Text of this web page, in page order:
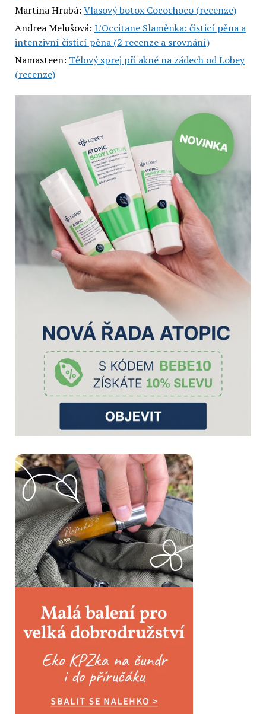
Martina Hrubá: Vlasový botox Cocochoco (recenze)
Andrea Melušová: L’Occitane Slaměnka: čisticí pěna a
intenzivní čisticí pěna (2 recenze a srovnání)
Namasteen: Tělový sprej při akné na zádech od Lobey
(recenze)